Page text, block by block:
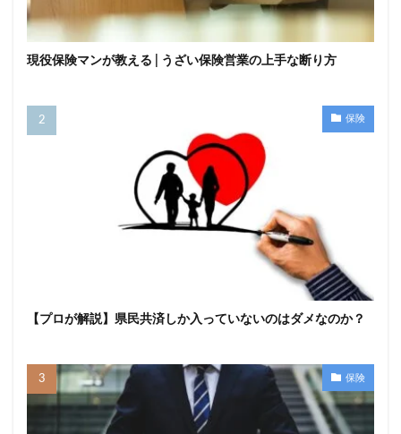
現役保険マンが教える | うざい保険営業の上手な断り方
保険
【プロが解説】県民共済しか入っていないのはダメなのか？
保険